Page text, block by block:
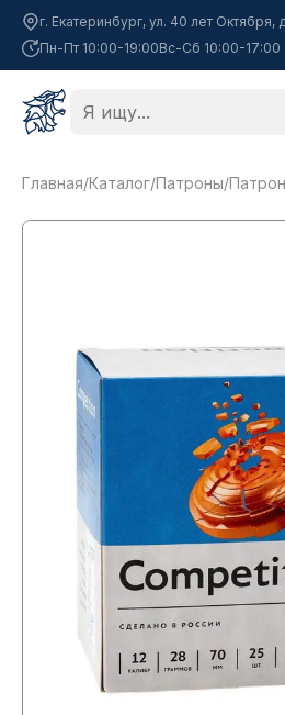
г. Екатеринбург, ул. 40 лет Октября,
Пн-Пт 10:00-19:00Вс-Сб 10:00-17:00
Главная/Каталог/Патроны/